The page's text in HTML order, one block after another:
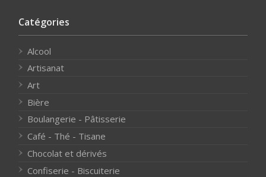
Catégories
Alcool
Artisanat
Art
Bière
Boulangerie - Pâtisserie
Café - Thé - Tisane
Chocolat et dérivés
Confiserie - Biscuiterie